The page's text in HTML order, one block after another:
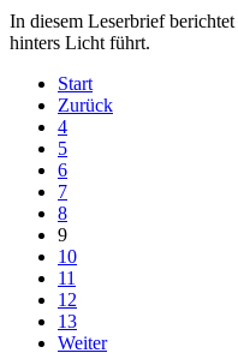
In diesem Leserbrief
hinters Licht führt.
Start
Zurück
4
5
6
7
8
9
10
11
12
13
Weiter